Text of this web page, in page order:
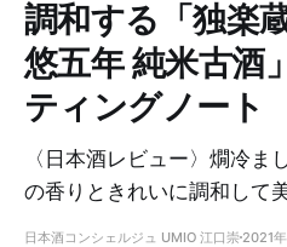
調和する「独楽
悠五年 純米古酒
ティングノート
〈日本酒レビュー〉燗冷
の香りときれいに調和して
日本酒コンシェルジュ UMIO 江口崇 2021